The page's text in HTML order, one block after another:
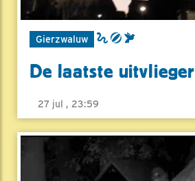
Gierzwaluw
De laatste uitvlieger
27 jul , 23:59